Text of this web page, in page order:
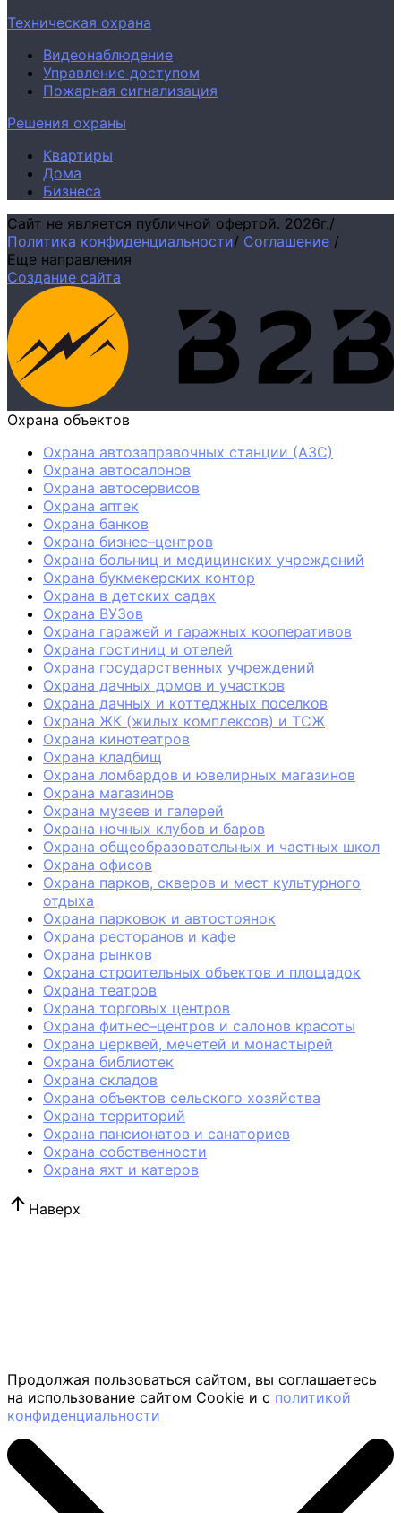
Техническая охрана
Видеонаблюдение
Управление доступом
Пожарная сигнализация
Решения охраны
Квартиры
Дома
Бизнеса
Сайт не является публичной офертой. 2026г./
Политика конфиденциальности/ Соглашение /
Еще направления
Создание сайта
Охрана объектов
Охрана автозаправочных станции (АЗС)
Охрана автосалонов
Охрана автосервисов
Охрана аптек
Охрана банков
Охрана бизнес–центров
Охрана больниц и медицинских учреждений
Охрана букмекерских контор
Охрана в детских садах
Охрана ВУЗов
Охрана гаражей и гаражных кооперативов
Охрана гостиниц и отелей
Охрана государственных учреждений
Охрана дачных домов и участков
Охрана дачных и коттеджных поселков
Охрана ЖК (жилых комплексов) и ТСЖ
Охрана кинотеатров
Охрана кладбищ
Охрана ломбардов и ювелирных магазинов
Охрана магазинов
Охрана музеев и галерей
Охрана ночных клубов и баров
Охрана общеобразовательных и частных школ
Охрана офисов
Охрана парков, скверов и мест культурного
отдыха
Охрана парковок и автостоянок
Охрана ресторанов и кафе
Охрана рынков
Охрана строительных объектов и площадок
Охрана театров
Охрана торговых центров
Охрана фитнес–центров и салонов красоты
Охрана церквей, мечетей и монастырей
Охрана библиотек
Охрана складов
Охрана объектов сельского хозяйства
Охрана территорий
Охрана пансионатов и санаториев
Охрана собственности
Охрана яхт и катеров
Наверх
Продолжая пользоваться сайтом, вы соглашаетесь
на использование сайтом Cookie и с политикой
конфиденциальности